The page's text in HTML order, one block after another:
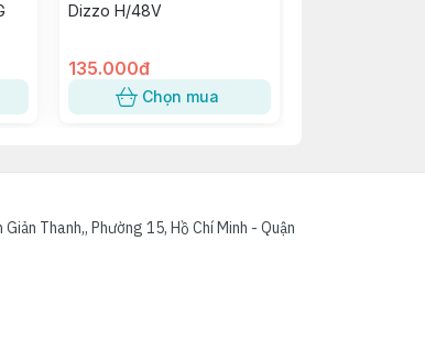
Dizzo H/48V
135.000đ
Chọn mua
Thanh,, Phường 15, Hồ Chí Minh - Quận